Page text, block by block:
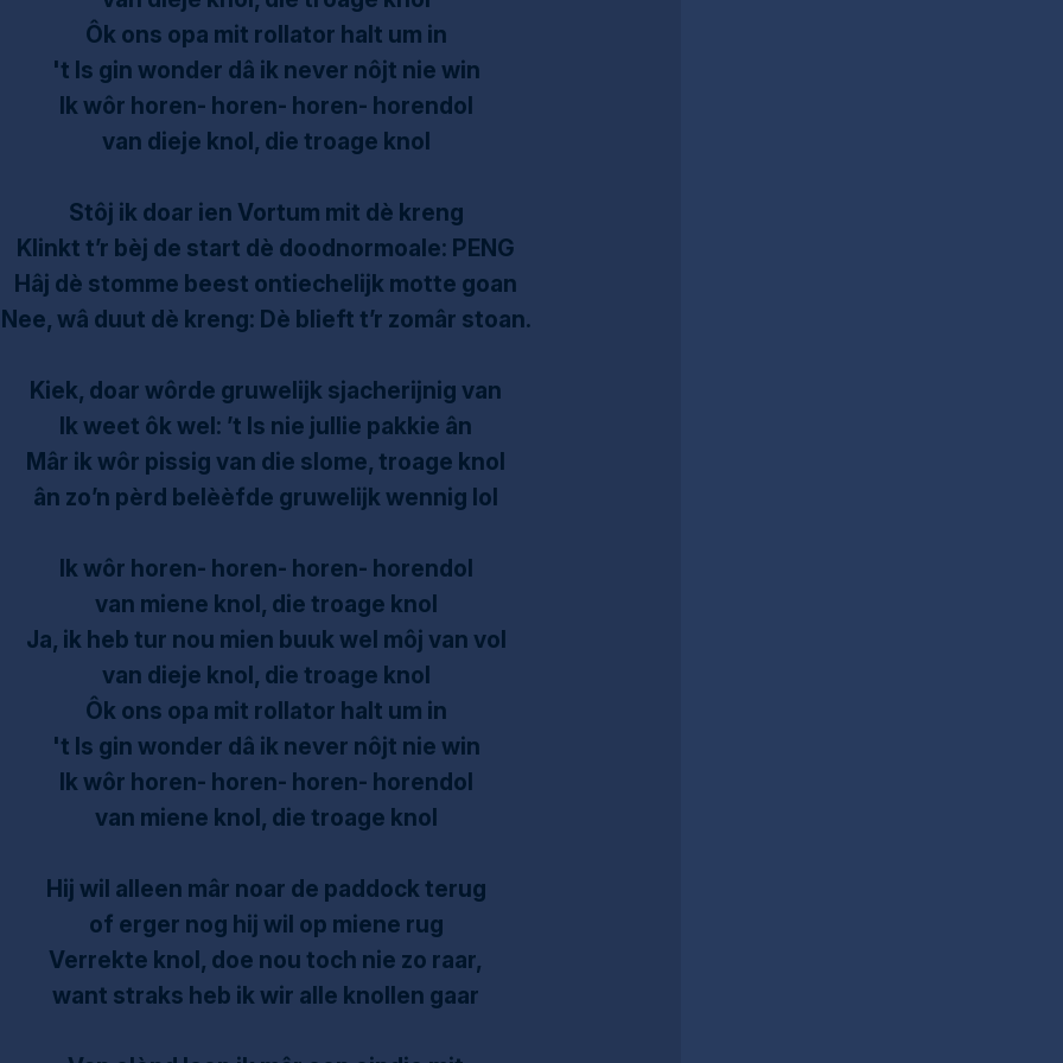
Ôk ons opa mit rollator halt um in
't Is gin wonder dâ ik never nôjt nie win
Ik wôr horen- horen- horen- horendol
van dieje knol, die troage knol
Stôj ik doar ien Vortum mit dè kreng
Klinkt t’r bèj de start dè doodnormoale: PENG
Hâj dè stomme beest ontiechelijk motte goan
Nee, wâ duut dè kreng: Dè blieft t’r zomâr stoan.
Kiek, doar wôrde gruwelijk sjacherijnig van
Ik weet ôk wel: ’t Is nie jullie pakkie ân
Mâr ik wôr pissig van die slome, troage knol
ân zo’n pèrd belèèfde gruwelijk wennig lol
Ik wôr horen- horen- horen- horendol
van miene knol, die troage knol
Ja, ik heb tur nou mien buuk wel môj van vol
van dieje knol, die troage knol
Ôk ons opa mit rollator halt um in
't Is gin wonder dâ ik never nôjt nie win
Ik wôr horen- horen- horen- horendol
van miene knol, die troage knol
Hij wil alleen mâr noar de paddock terug
of erger nog hij wil op miene rug
Verrekte knol, doe nou toch nie zo raar,
want straks heb ik wir alle knollen gaar